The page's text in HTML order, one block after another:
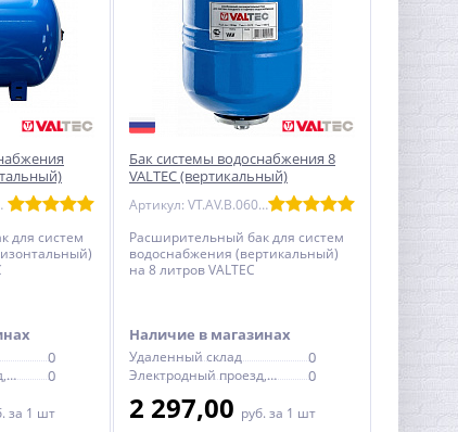
для систем
0
Электродный проезд, 6с1 0
за 1 шт
Бак системы водоснабжения 8
VALTEC (вертикальный)
Артикул: VT.AV.B.060008
Расширительный бак для систем
водоснабжения (вертикальный)
на 8 литров VALTEC
Наличие в магазинах
Удаленный склад 0
Электродный проезд, 6с1 0
2 297,00 руб. за 1 шт